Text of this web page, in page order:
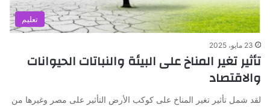
تعليم
23 مايو، 2025
تأثير تغير المناخ على البيئة والنباتات الحيوانات
والاقتصاد
لقد شمل تأثير تغير المناخ على كوكب الأرض التأثير على مصر وغيرها من